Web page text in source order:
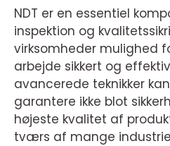
NDT er en essentiel
inspektion og
virksomheder mulighed
arbejde sikkert og
avancerede teknikker
garantere ikke blot
højeste kvalitet af
tværs af mange